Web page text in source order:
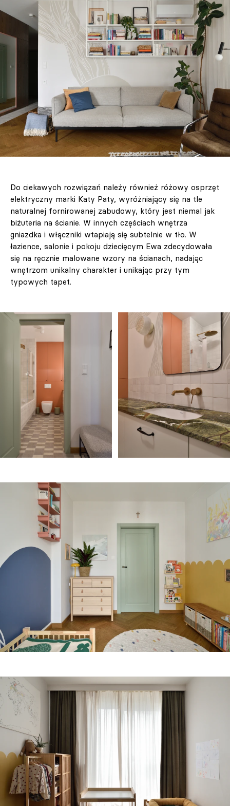
Do ciekawych rozwiązań należy również różowy osprzęt
elektryczny marki Katy Paty, wyróżniający się na tle
naturalnej fornirowanej zabudowy, który jest niemal jak
biżuteria na ścianie. W innych częściach wnętrza
gniazdka i włączniki wtapiają się subtelnie w tło. W
łazience, salonie i pokoju dziecięcym Ewa zdecydowała
się na ręcznie malowane wzory na ścianach, nadając
wnętrzom unikalny charakter i unikając przy tym
typowych tapet.